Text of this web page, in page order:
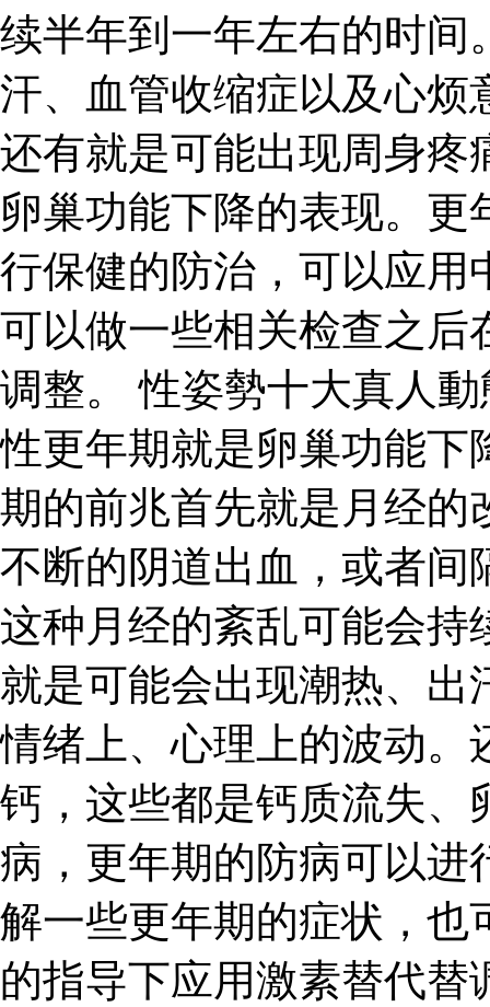
续半年到一年左右的时间
汗、血管收缩症以及心烦
还有就是可能出现周身疼
卵巢功能下降的表现。
行保健的防治，可以应用
可以做一些相关检查之后
调整。 性姿勢十大真人
性更年期就是卵巢功能下
期的前兆首先就是月经的
不断的阴道出血，或者间
这种月经的紊乱可能会持
就是可能会出现潮热、出
情绪上、心理上的波动。
钙，这些都是钙质流失、
病，更年期的防病可以进
解一些更年期的症状，也
的指导下应用激素替代替